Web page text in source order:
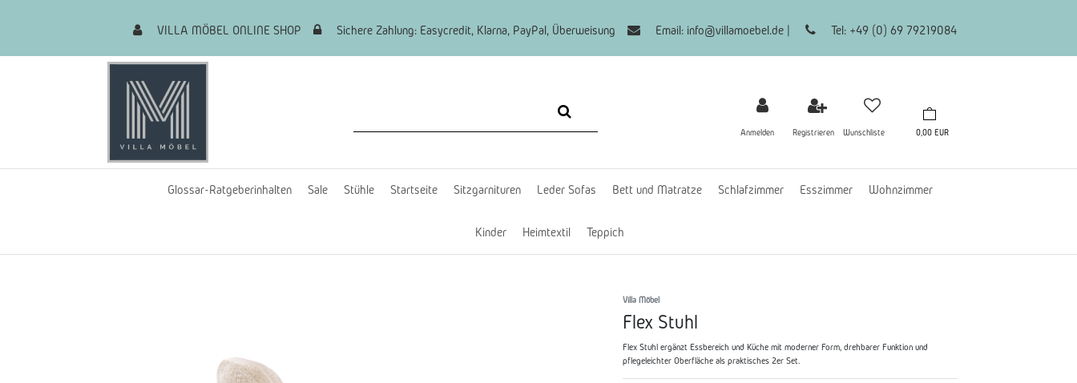
VILLA MÖBEL ONLINE SHOP Sichere Zahlung: Easycredit, Klarna, PayPal, Überweisung Email: info@villamoebel.de | Tel: +49 (0) 69 79219084
Anmelden Registrieren Wunschliste 0,00 EUR
Glossar-Ratgeberinhalten Sale Stühle Startseite Sitzgarnituren Leder Sofas Bett und Matratze Schlafzimmer Esszimmer Wohnzimmer
Kinder Heimtextil Teppich
Villa Möbel
Flex Stuhl
Flex Stuhl ergänzt Essbereich und Küche mit moderner Form, drehbarer Funktion und
pflegeleichter Oberfläche als praktisches 2er Set.